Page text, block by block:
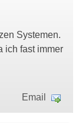
Systemen.
ich fast immer
Email